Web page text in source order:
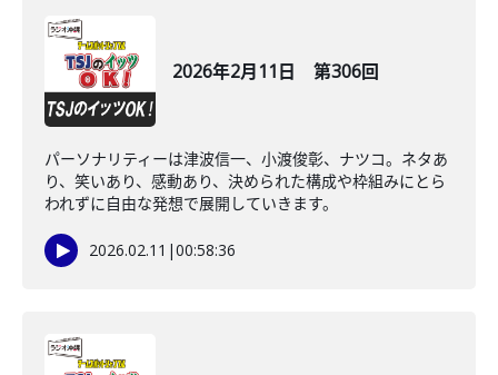
2026年2月11日 第306回
パーソナリティーは津波信一、小渡俊彰、ナツコ。ネタあ
り、笑いあり、感動あり、決められた構成や枠組みにとら
われずに自由な発想で展開していきます。
2026.02.11 |00:58:36